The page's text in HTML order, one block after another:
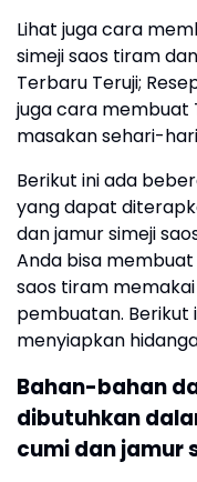
Lihat juga cara
simeji saos tiram
Terbaru Teruji;
juga cara membuat
masakan sehari-
Berikut ini ada
yang dapat
dan jamur simeji
Anda bisa
saos tiram
pembuatan.
menyiapkan
Bahan-bahan
dibutuhkan
cumi dan jamur